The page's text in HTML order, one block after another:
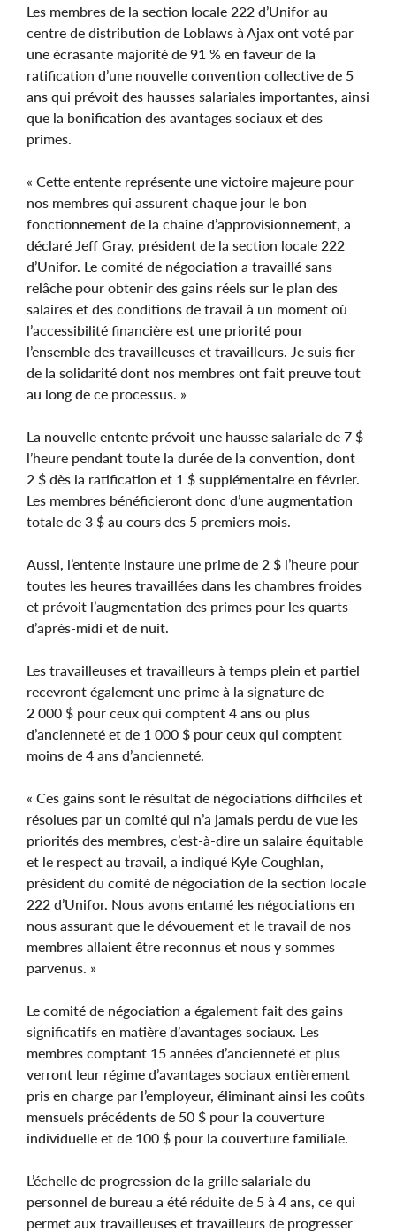
Les membres de la section locale 222 d’Unifor au
centre de distribution de Loblaws à Ajax ont voté par
une écrasante majorité de 91 % en faveur de la
ratification d’une nouvelle convention collective de 5
ans qui prévoit des hausses salariales importantes, ainsi
que la bonification des avantages sociaux et des
primes.
« Cette entente représente une victoire majeure pour
nos membres qui assurent chaque jour le bon
fonctionnement de la chaîne d’approvisionnement, a
déclaré Jeff Gray, président de la section locale 222
d’Unifor. Le comité de négociation a travaillé sans
relâche pour obtenir des gains réels sur le plan des
salaires et des conditions de travail à un moment où
l’accessibilité financière est une priorité pour
l’ensemble des travailleuses et travailleurs. Je suis fier
de la solidarité dont nos membres ont fait preuve tout
au long de ce processus. »
La nouvelle entente prévoit une hausse salariale de 7 $
l’heure pendant toute la durée de la convention, dont
2 $ dès la ratification et 1 $ supplémentaire en février.
Les membres bénéficieront donc d’une augmentation
totale de 3 $ au cours des 5 premiers mois.
Aussi, l’entente instaure une prime de 2 $ l’heure pour
toutes les heures travaillées dans les chambres froides
et prévoit l’augmentation des primes pour les quarts
d’après-midi et de nuit.
Les travailleuses et travailleurs à temps plein et partiel
recevront également une prime à la signature de
2 000 $ pour ceux qui comptent 4 ans ou plus
d’ancienneté et de 1 000 $ pour ceux qui comptent
moins de 4 ans d’ancienneté.
« Ces gains sont le résultat de négociations difficiles et
résolues par un comité qui n’a jamais perdu de vue les
priorités des membres, c’est-à-dire un salaire équitable
et le respect au travail, a indiqué Kyle Coughlan,
président du comité de négociation de la section locale
222 d’Unifor. Nous avons entamé les négociations en
nous assurant que le dévouement et le travail de nos
membres allaient être reconnus et nous y sommes
parvenus. »
Le comité de négociation a également fait des gains
significatifs en matière d’avantages sociaux. Les
membres comptant 15 années d’ancienneté et plus
verront leur régime d’avantages sociaux entièrement
pris en charge par l’employeur, éliminant ainsi les coûts
mensuels précédents de 50 $ pour la couverture
individuelle et de 100 $ pour la couverture familiale.
L’échelle de progression de la grille salariale du
personnel de bureau a été réduite de 5 à 4 ans, ce qui
permet aux travailleuses et travailleurs de progresser